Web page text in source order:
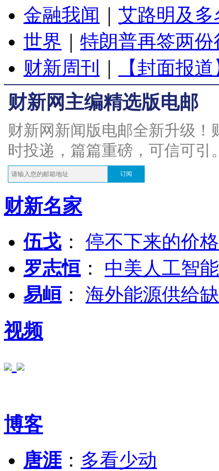
金融我闻
艾路明及
世界
特朗普再签两
财新周刊
【封面报
财新网主编精选版电邮
财新网新闻版电邮全新升级
时投递，篇篇重磅，可信可引
订阅
财新名家
伍戈 ： 停不下来的价
罗志恒 ： 中美人工智
易峘 ： 海外能源供给
视频
博客
唐涯： 多看少动